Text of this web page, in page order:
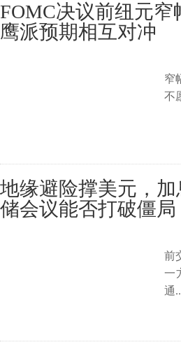
FOMC决议前纽元
鹰派预期相互对冲
窄
不
地缘避险撑美元，
储会议能否打破僵局
前
一
通